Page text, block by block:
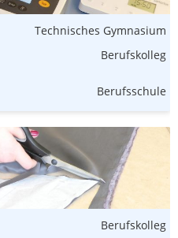
Technisches Gymnasium
Berufskolleg
Berufsschule
Berufskolleg